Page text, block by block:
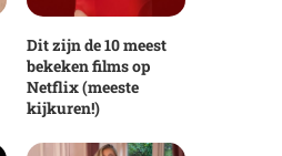
Dit zijn de 10 meest
bekeken films op
Netflix (meeste
kijkuren!)